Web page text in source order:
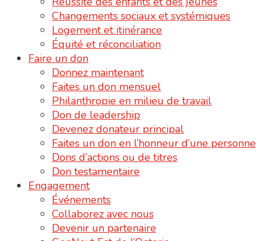
Changements sociaux et systémiques
Logement et itinérance
Équité et réconciliation
Faire un don
Donnez maintenant
Faites un don mensuel
Philanthropie en milieu de travail
Don de leadership
Devenez donateur principal
Faites un don en l’honneur d’une personne
Dons d’actions ou de titres
Don testamentaire
Engagement
Événements
Collaborez avec nous
Devenir un partenaire